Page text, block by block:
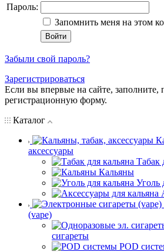
Пароль:
Запомнить меня на этом
Забыли свой пароль?
Зарегистрироваться
Если вы впервые на сайте, заполните,
регистрационную форму.
Каталог
аксессуары
Табак
Кальяны
Уголь
(vape)
сигареты
POD